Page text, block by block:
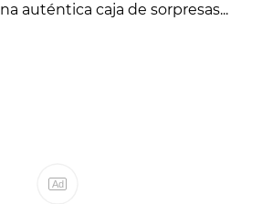
auténtica caja de sorpresas...
Ad